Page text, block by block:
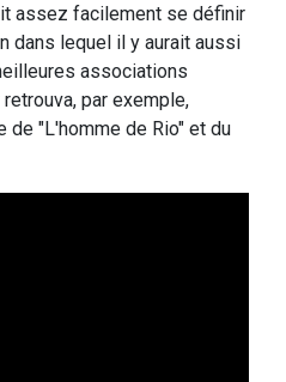
assez facilement se définir
dans lequel il y aurait aussi
associations
par exemple,
de "L'homme de Rio" et du